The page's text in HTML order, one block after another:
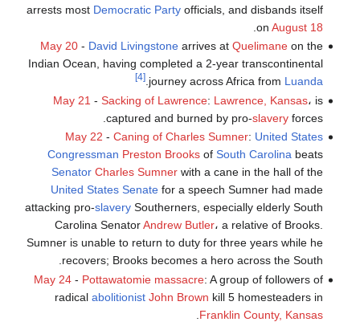
arrests most Democratic Partyofficials, and disbands itself
on August 18
May 20- David Livingstonearrives at Quelimaneon the
Indian Ocean, having completed a 2-year transcontinental
journey across Africa from Luanda
.
[4]
May 21 - Sacking of Lawrence: Lawrence, Kansas، is
captured and burned by pro-slaveryforces.
May 22 - Caning of Charles Sumner: United States
Congressman Preston Brooksof South Carolinabeats
Senator Charles Sumnerwith a cane in the hall of the
United States Senatefor a speech Sumner had made
attacking pro-slaverySoutherners, especially elderly South
Carolina SenatorAndrew Butler، a relative of Brooks.
Sumner is unable to return to duty for three years while he
recovers; Brooks becomes a hero across the South.
May 24- Pottawatomie massacre: A group of followers of
radical abolitionist John Brown kill 5 homesteaders in
Franklin County, Kansas